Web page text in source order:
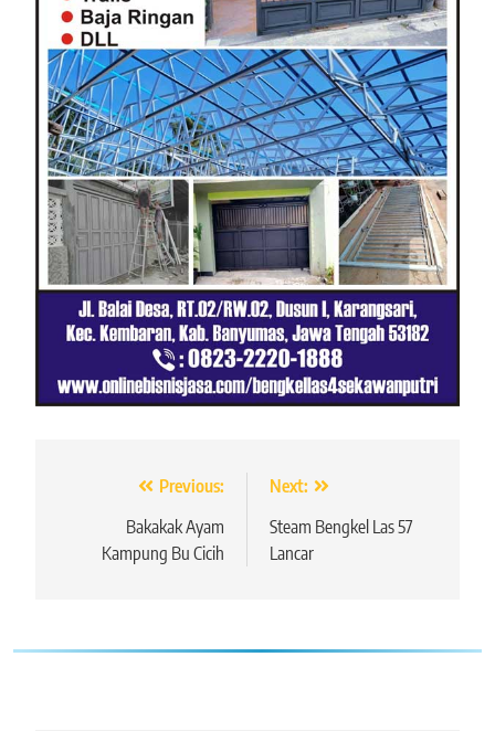
Navigasi Previous:
Bakakak Ayam
Kampung Bu Cicih
Next:
Steam Bengkel Las 57
Lancar